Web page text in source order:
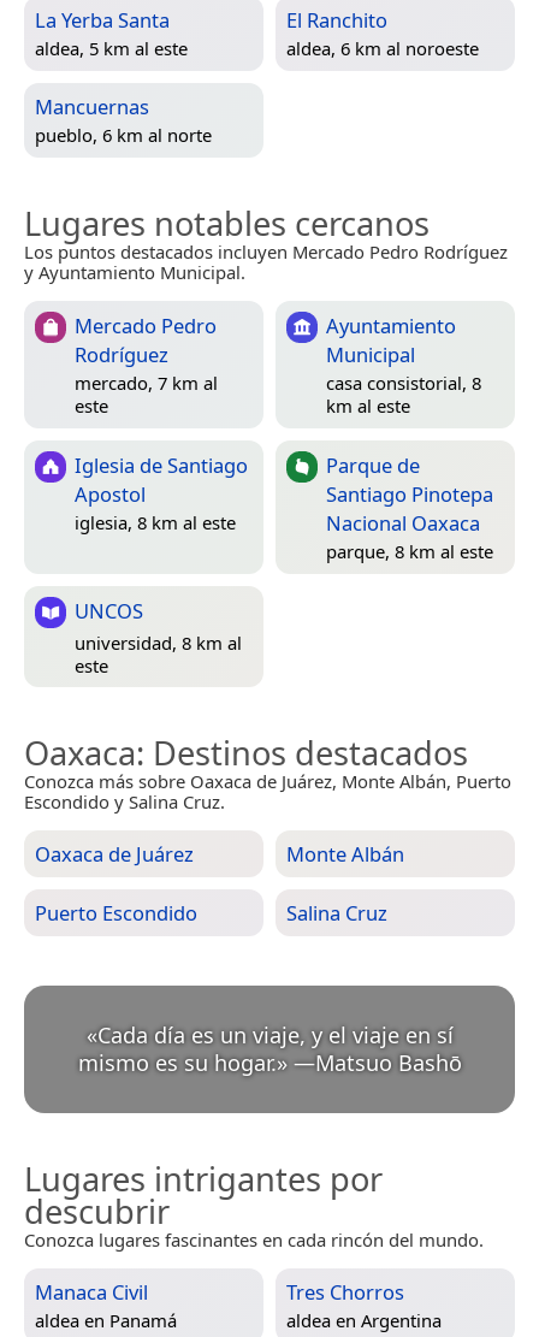
La Yerba Santa
aldea, 5 km al este
El Ranchito
aldea, 6 km al noroeste
Mancuernas
pueblo, 6 km al norte
Lugares notables cercanos
Los puntos destacados incluyen Mercado Pedro Rodríguez
y Ayuntamiento Municipal.
Mercado Pedro
Rodríguez
mercado, 7 km al
este
Ayuntamiento
Municipal
casa consistorial, 8
km al este
Iglesia de Santiago
Apostol
iglesia, 8 km al este
Parque de
Santiago Pinotepa
Nacional Oaxaca
parque, 8 km al este
UNCOS
universidad, 8 km al
este
Oaxaca: Destinos destacados
Conozca más sobre Oaxaca de Juárez, Monte Albán, Puerto
Escondido y Salina Cruz.
Oaxaca de Juárez Monte Albán
Puerto Escondido Salina Cruz
«Cada día es un viaje, y el viaje en sí
mismo es su hogar.» —Matsuo Bashō
Lugares intrigantes por
descubrir
Conozca lugares fascinantes en cada rincón del mundo.
Manaca Civil
aldea en Panamá
Tres Chorros
aldea en Argentina